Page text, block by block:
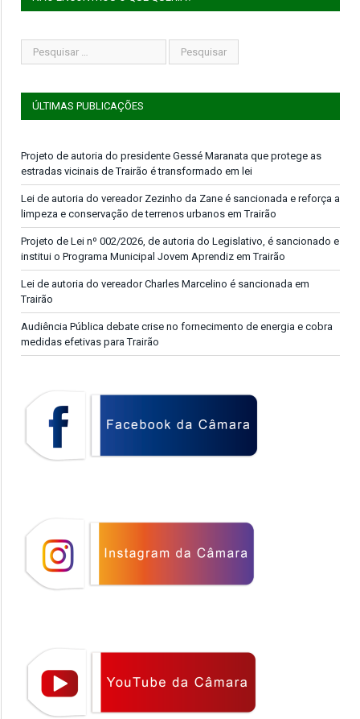
ÚLTIMAS PUBLICAÇÕES
Projeto de autoria do presidente Gessé Maranata que protege as
estradas vicinais de Trairão é transformado em lei
Lei de autoria do vereador Zezinho da Zane é sancionada e reforça a
limpeza e conservação de terrenos urbanos em Trairão
Projeto de Lei nº 002/2026, de autoria do Legislativo, é sancionado e
institui o Programa Municipal Jovem Aprendiz em Trairão
Lei de autoria do vereador Charles Marcelino é sancionada em
Trairão
Audiência Pública debate crise no fornecimento de energia e cobra
medidas efetivas para Trairão